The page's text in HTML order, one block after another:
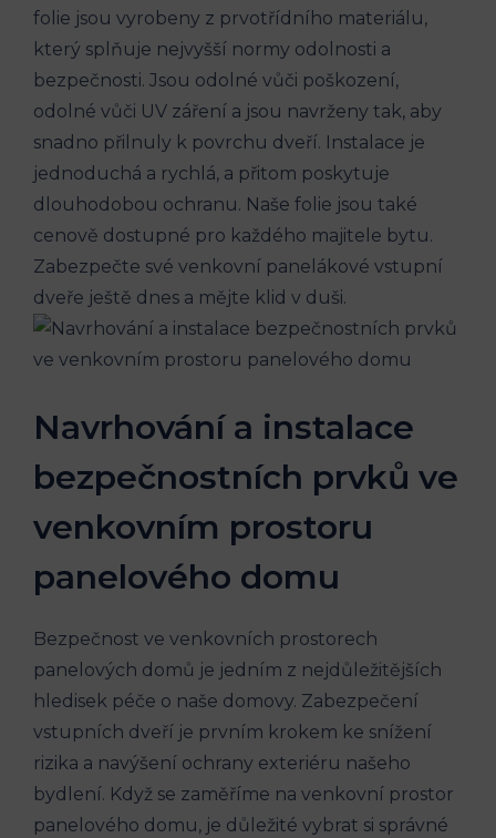
folie jsou vyrobeny z prvotřídního materiálu,
který splňuje nejvyšší normy odolnosti a
bezpečnosti. Jsou odolné vůči poškození,
odolné vůči UV záření a jsou navrženy tak, aby
snadno přilnuly k povrchu dveří. Instalace je
jednoduchá a rychlá, a přitom poskytuje
dlouhodobou ochranu. Naše folie jsou také
cenově dostupné pro každého majitele bytu.
Zabezpečte své venkovní panelákové vstupní
dveře ještě dnes a mějte klid v duši.
Navrhování a instalace
bezpečnostních prvků ve
venkovním prostoru
panelového domu
Bezpečnost ve venkovních prostorech
panelových domů je jedním z nejdůležitějších
hledisek péče o naše domovy. Zabezpečení
vstupních dveří je prvním krokem ke snížení
rizika a navýšení ochrany exteriéru našeho
bydlení. Když se zaměříme na venkovní prostor
panelového domu, je důležité vybrat si správné